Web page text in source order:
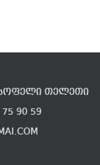
სოფელი თელეთი
90 59